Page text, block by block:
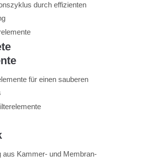
durch effizienten
für einen sauberen
aus Kammer- und Membran-